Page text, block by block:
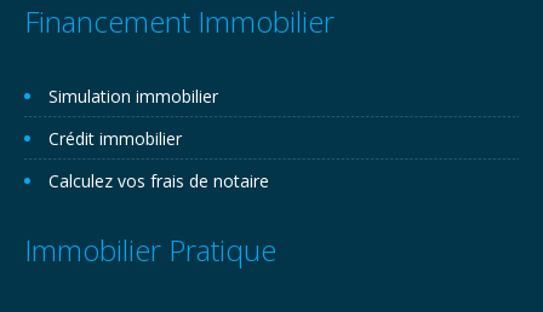
Financement Immobilier
Simulation immobilier
Crédit immobilier
Calculez vos frais de notaire
Immobilier Pratique